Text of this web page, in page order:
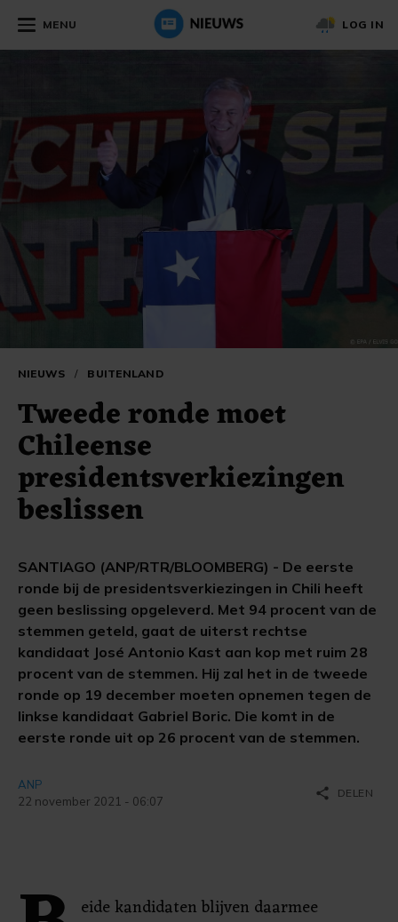
MENU LOG IN
NIEUWS / BUITENLAND
Tweede ronde moet
Chileense
presidentsverkiezingen
beslissen
SANTIAGO (ANP/RTR/BLOOMBERG) - De eerste
ronde bij de presidentsverkiezingen in Chili heeft
geen beslissing opgeleverd. Met 94 procent van de
stemmen geteld, gaat de uiterst rechtse
kandidaat José Antonio Kast aan kop met ruim 28
procent van de stemmen. Hij zal het in de tweede
ronde op 19 december moeten opnemen tegen de
linkse kandidaat Gabriel Boric. Die komt in de
eerste ronde uit op 26 procent van de stemmen.
ANP
22 november 2021 - 06:07
share DELEN
eide kandidaten blijven daarmee